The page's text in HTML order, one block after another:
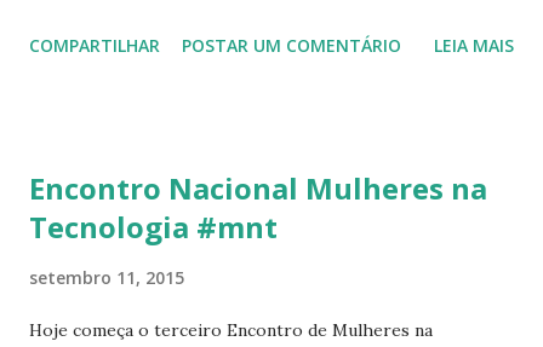
Scratch. Abaixo, como instalá-lo. Há um tutorial completo
necessários no site do Scratch. No meu caso, foram Adobe
air e Scratch Offline Editor. Instale o Adobe Air (é a partir
tem o pacote keyring instalado, se não, instale-o. # locate
libgnome-keyring.so O resultado deve ser: /usr/lib/i386-
COMPARTILHAR POSTAR UM COMENTÁRIO LEIA MAIS
Encontro Nacional Mulheres na
Tecnologia #mnt
setembro 11, 2015
Hoje começa o terceiro Encontro de Mulheres na